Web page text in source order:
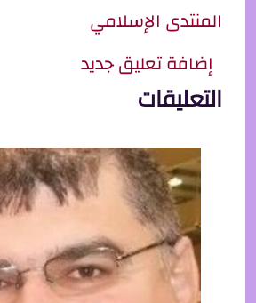
المنتدى الإسلامي
إضافة تعليق جديد
التعليقات